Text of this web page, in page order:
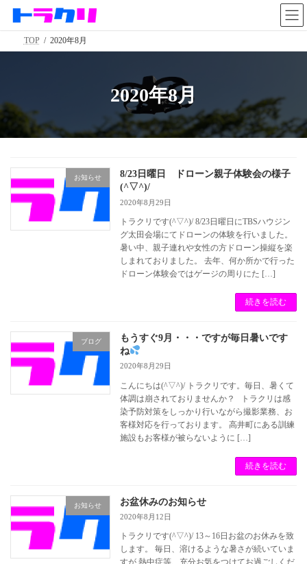
ツ
ッ
シ
移
TOP 2020年8月
2020年8月
お知らせ
8/23日曜日 ドローン親子体験会の様子
(^▽^)/
2020年8月29日
トラクリです(^▽^)/ 8/23日曜日にTBSハウジン
グ太田会場にてドローンの体験を行いました。
暑い中、親子連れや女性の方ドローン操縦を楽
しまれておりました。 去年、何か所かで行った
ドローン体験会ではゲージの周りにた […]
続きを読む
ブログ
もうすぐ9月・・・ですが毎日暑いです
ね
2020年8月29日
こんにちは(^▽^)/ トラクリです。毎日、暑くて
体調は崩されておりませんか？ トラクリは感
染予防対策をしっかり行いながら撮影業務、お
客様対応を行っております。 高井町にある訓練
施設もお客様が被らないように […]
続きを読む
お知らせ お盆休みのお知らせ
2020年8月12日
トラクリです(^▽^)/ 13～16日お盆のお休みを致
します。 毎日、溶けるような暑さが続いていま